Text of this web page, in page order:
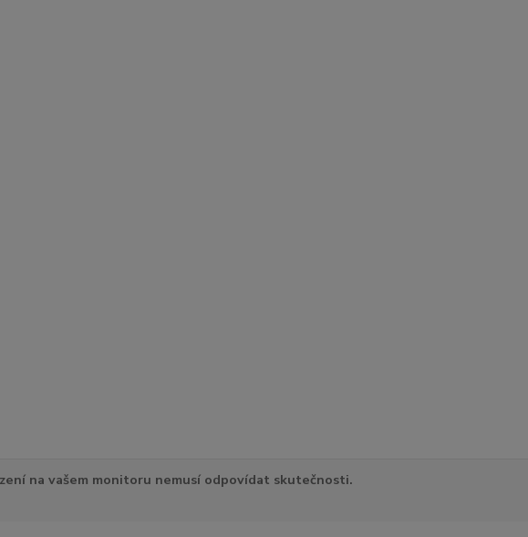
na vašem monitoru nemusí odpovídat skutečnosti.